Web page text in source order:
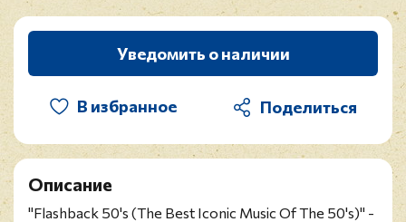
Уведомить о наличии
В избранное
Описание
"Flashback 50's (The Best Iconic Music Of The 50's)" -